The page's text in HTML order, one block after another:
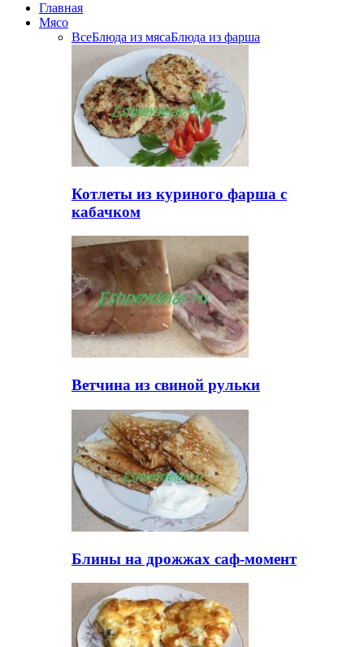
Главная
Мясо
ВсеБлюда из мясаБлюда из фарша
Котлеты из куриного фарша с
кабачком
Ветчина из свиной рульки
Блины на дрожжах саф-момент